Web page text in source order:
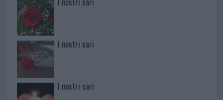
I nostri cari
I nostri cari